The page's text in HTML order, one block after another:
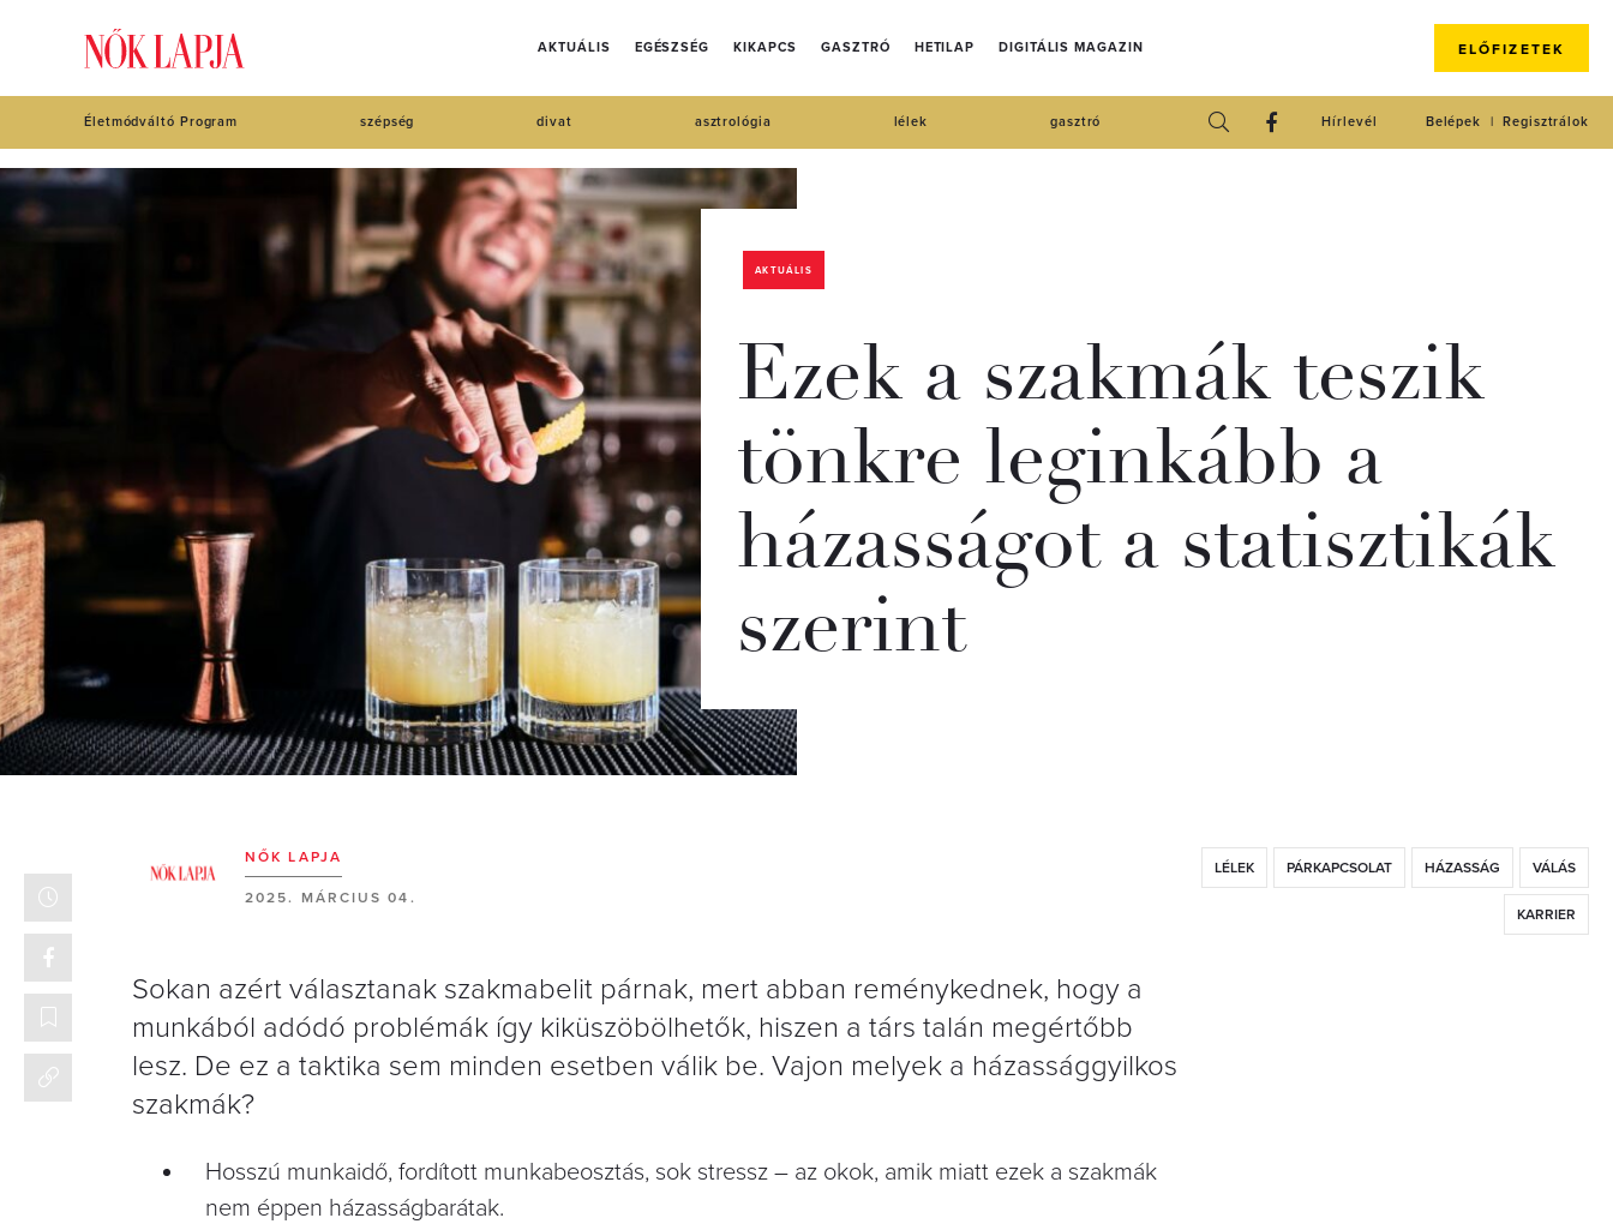
AKTUÁLIS EGÉSZSÉG KIKAPCS GASZTRÓ HETILAP DIGITÁLIS MAGAZIN ELŐFIZETEK
Életmódváltó Program szépség divat asztrológia lélek gasztró Regisztrálok
Belépek
Hírlevél
AKTUÁLIS
Ezek a szakmák teszik
tönkre leginkább a
házasságot a statisztikák
szerint
NŐK LAPJA
2025. MÁRCIUS 04.
LÉLEK PÁRKAPCSOLAT HÁZASSÁG VÁLÁS
KARRIER
Sokan azért választanak szakmabelit párnak, mert abban reménykednek, hogy a
munkából adódó problémák így kiküszöbölhetők, hiszen a társ talán megértőbb
lesz. De ez a taktika sem minden esetben válik be. Vajon melyek a házassággyilkos
szakmák?
Hosszú munkaidő, fordított munkabeosztás, sok stressz – az okok, amik miatt ezek a szakmák
nem éppen házasságbarátak.